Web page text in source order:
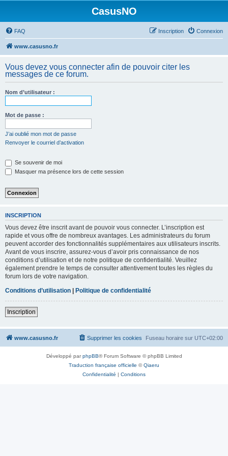
CasusNO
FAQ Connexion
Inscription
www.casusno.fr
Vous devez vous connecter afin de pouvoir citer les
messages de ce forum.
Nom d’utilisateur :
Mot de passe :
J’ai oublié mon mot de passe
Renvoyer le courriel d’activation
Se souvenir de moi
Masquer ma présence lors de cette session
INSCRIPTION
Vous devez être inscrit avant de pouvoir vous connecter. L’inscription est
rapide et vous offre de nombreux avantages. Les administrateurs du forum
peuvent accorder des fonctionnalités supplémentaires aux utilisateurs inscrits.
Avant de vous inscrire, assurez-vous d’avoir pris connaissance de nos
conditions d’utilisation et de notre politique de confidentialité. Veuillez
également prendre le temps de consulter attentivement toutes les règles du
forum lors de votre navigation.
Conditions d’utilisation | Politique de confidentialité
Inscription
www.casusno.fr Fuseau horaire sur UTC+02:00
Supprimer les cookies
Développé parphpBB® Forum Software © phpBB Limited
Traduction française officielle ©Qiaeru
Confidentialité | Conditions